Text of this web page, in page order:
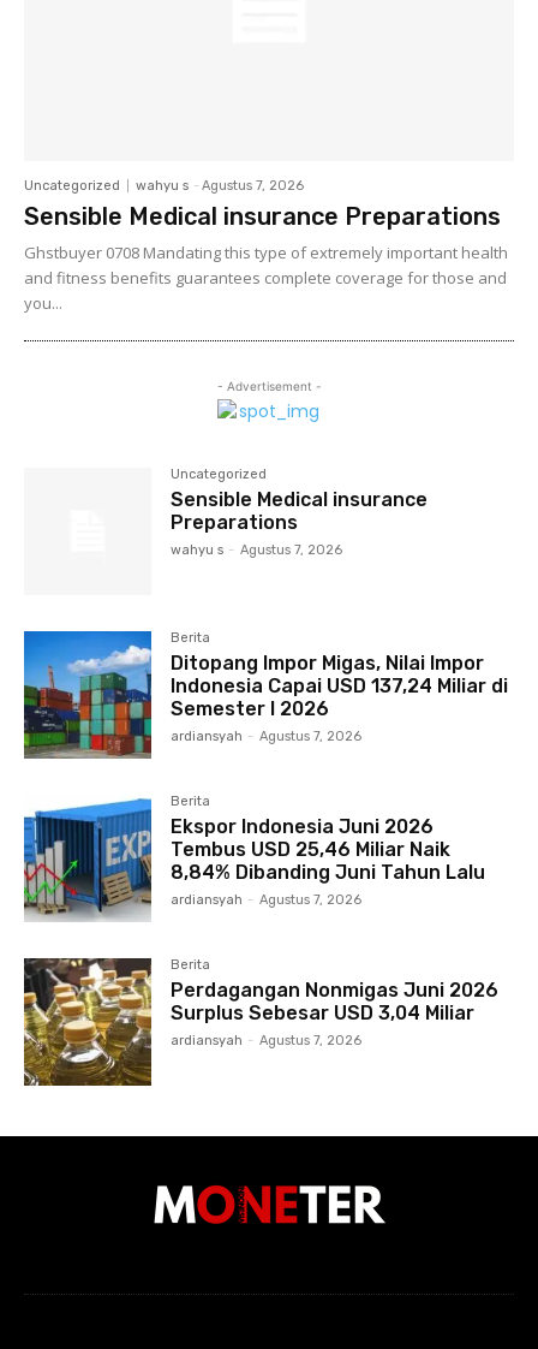
Uncategorized wahyu s - Agustus 7, 2026
Sensible Medical insurance Preparations
Ghstbuyer 0708 Mandating this type of extremely important health
and fitness benefits guarantees complete coverage for those and
you...
- Advertisement -
Uncategorized
Sensible Medical insurance
Preparations
wahyu s - Agustus 7, 2026
Berita
Ditopang Impor Migas, Nilai Impor
Indonesia Capai USD 137,24 Miliar di
Semester I 2026
ardiansyah - Agustus 7, 2026
Berita
Ekspor Indonesia Juni 2026
Tembus USD 25,46 Miliar Naik
8,84% Dibanding Juni Tahun Lalu
ardiansyah - Agustus 7, 2026
Berita
Perdagangan Nonmigas Juni 2026
Surplus Sebesar USD 3,04 Miliar
ardiansyah - Agustus 7, 2026